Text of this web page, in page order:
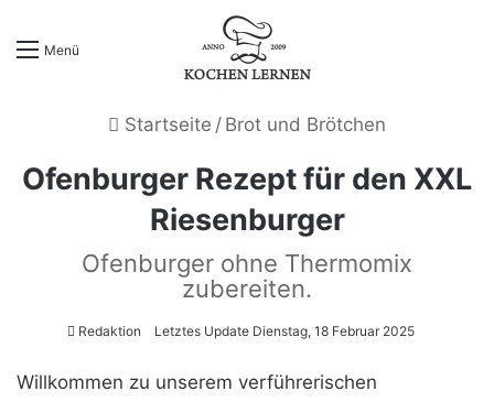
Menü
Startseite / Brot und Brötchen
Ofenburger Rezept für den XXL
Riesenburger
Ofenburger ohne Thermomix
zubereiten.
Redaktion Letztes Update Dienstag, 18 Februar 2025
Willkommen zu unserem verführerischen